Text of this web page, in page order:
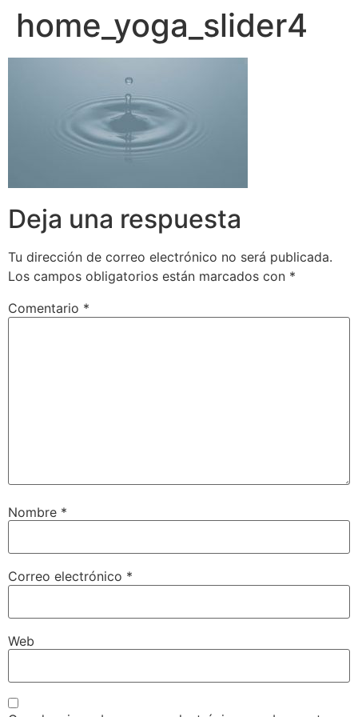
home_yoga_slider4
Deja una respuesta
Tu dirección de correo electrónico no será publicada.
Los campos obligatorios están marcados con *
Comentario *
Nombre *
Correo electrónico *
Web